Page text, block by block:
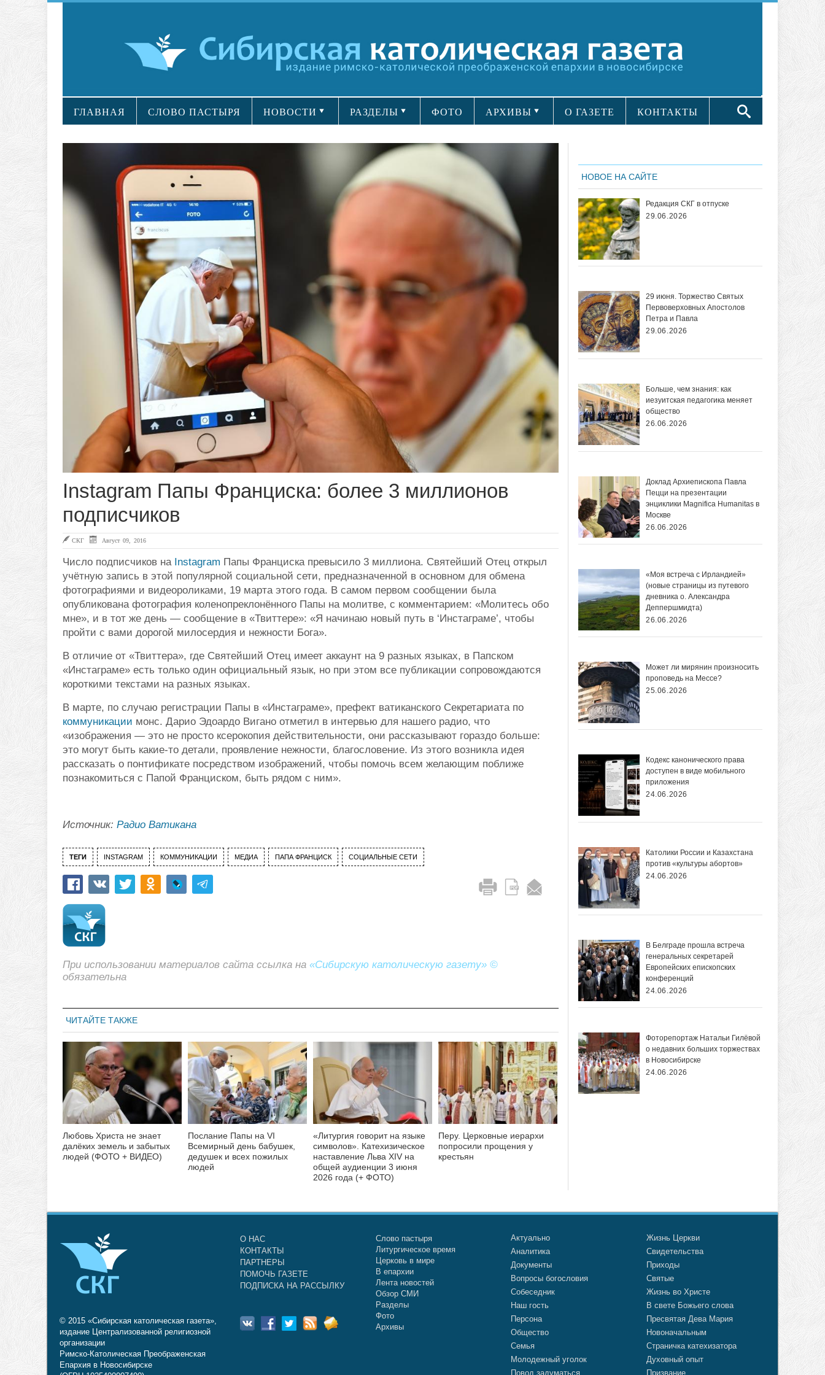
ГЛАВНАЯ СЛОВО ПАСТЫРЯ НОВОСТИ РАЗДЕЛЫ ФОТО АРХИВЫ О ГАЗЕТЕ КОНТАКТЫ
Instagram Папы Франциска: более 3 миллионов
подписчиков
СКГ Август 09, 2016
Число подписчиков на Instagram Папы Франциска превысило 3 миллиона. Святейший Отец открыл
учётную запись в этой популярной социальной сети, предназначенной в основном для обмена
фотографиями и видеороликами, 19 марта этого года. В самом первом сообщении была
опубликована фотография коленопреклонённого Папы на молитве, с комментарием: «Молитесь обо
мне», и в тот же день — сообщение в «Твиттере»: «Я начинаю новый путь в ‘Инстаграме’, чтобы
пройти с вами дорогой милосердия и нежности Бога».
В отличие от «Твиттера», где Святейший Отец имеет аккаунт на 9 разных языках, в Папском
«Инстаграме» есть только один официальный язык, но при этом все публикации сопровождаются
короткими текстами на разных языках.
В марте, по случаю регистрации Папы в «Инстаграме», префект ватиканского Секретариата по
коммуникации монс. Дарио Эдоардо Вигано отметил в интервью для нашего радио, что
«изображения — это не просто ксерокопия действительности, они рассказывают гораздо больше:
это могут быть какие-то детали, проявление нежности, благословение. Из этого возникла идея
рассказать о понтификате посредством изображений, чтобы помочь всем желающим поближе
познакомиться с Папой Франциском, быть рядом с ним».
Источник: Радио Ватикана
ТЕГИ INSTAGRAM КОММУНИКАЦИИ МЕДИА ПАПА ФРАНЦИСК СОЦИАЛЬНЫЕ СЕТИ
При использовании материалов сайта ссылка на «Сибирскую католическую газету» ©
обязательна
ЧИТАЙТЕ ТАКЖЕ
Любовь Христа не знает
далёких земель и забытых
людей (ФОТО + ВИДЕО)
Послание Папы на VI
Всемирный день бабушек,
дедушек и всех пожилых
людей
«Литургия говорит на языке
символов». Катехизическое
наставление Льва XIV на
общей аудиенции 3 июня
2026 года (+ ФОТО)
Перу. Церковные иерархи
попросили прощения у
крестьян
НОВОЕ НА САЙТЕ
Редакция СКГ в отпуске
29.06.2026
29 июня. Торжество Святых
Первоверховных Апостолов
Петра и Павла
29.06.2026
Больше, чем знания: как
иезуитская педагогика меняет
общество
26.06.2026
Доклад Архиепископа Павла
Пецци на презентации
энциклики Magnifica Нumanitas в
Москве
26.06.2026
«Моя встреча с Ирландией»
(новые страницы из путевого
дневника о. Александра
Деппершмидта)
26.06.2026
Может ли мирянин произносить
проповедь на Мессе?
25.06.2026
Кодекс канонического права
доступен в виде мобильного
приложения
24.06.2026
Католики России и Казахстана
против «культуры абортов»
24.06.2026
В Белграде прошла встреча
генеральных секретарей
Европейских епископских
конференций
24.06.2026
Фоторепортаж Натальи Гилёвой
о недавних больших торжествах
в Новосибирске
24.06.2026
© 2015 «Сибирская католическая газета»,
издание Централизованной религиозной
организации
Римско-Католическая Преображенская
Епархия в Новосибирске
О НАС
КОНТАКТЫ
ПАРТНЕРЫ
ПОМОЧЬ ГАЗЕТЕ
ПОДПИСКА НА РАССЫЛКУ
Слово пастыря
Литургическое время
Церковь в мире
В епархии
Лента новостей
Обзор СМИ
Разделы
Фото
Архивы
Актуально
Аналитика
Документы
Вопросы богословия
Собеседник
Наш гость
Персона
Общество
Семья
Молодежный уголок
Повод задуматься
Жизнь Церкви
Свидетельства
Приходы
Святые
Жизнь во Христе
В свете Божьего слова
Пресвятая Дева Мария
Новоначальным
Страничка катехизатора
Духовный опыт
Призвание